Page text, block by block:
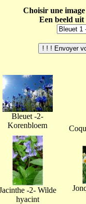
Choisir une
Een beeld
Bleuet -2-
Korenbloem
-2- Wilde
hyacint